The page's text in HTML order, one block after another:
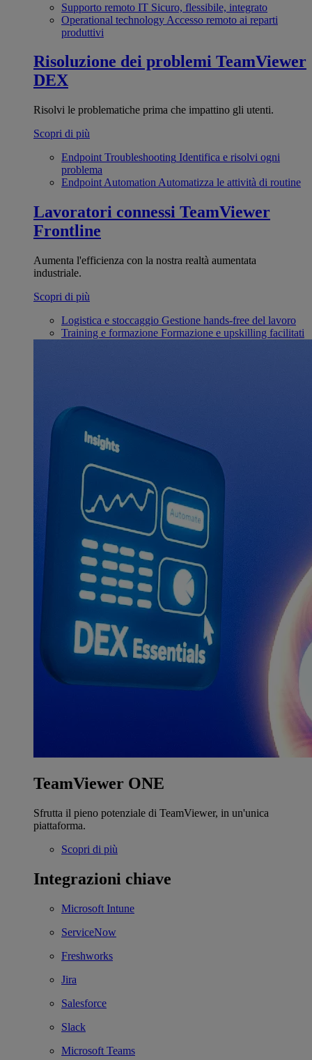
Supporto remoto IT Sicuro, flessibile, integrato
Operational technology Accesso remoto ai reparti
produttivi
Risoluzione dei problemi TeamViewer
DEX
Risolvi le problematiche prima che impattino gli utenti.
Scopri di più
Endpoint Troubleshooting Identifica e risolvi ogni
problema
Endpoint Automation Automatizza le attività di routine
Lavoratori connessi TeamViewer
Frontline
Aumenta l'efficienza con la nostra realtà aumentata
industriale.
Scopri di più
Logistica e stoccaggio Gestione hands-free del lavoro
Training e formazione Formazione e upskilling facilitati
TeamViewer ONE
Sfrutta il pieno potenziale di TeamViewer, in un'unica
piattaforma.
Scopri di più
Integrazioni chiave
Microsoft Intune
ServiceNow
Freshworks
Jira
Salesforce
Slack
Microsoft Teams